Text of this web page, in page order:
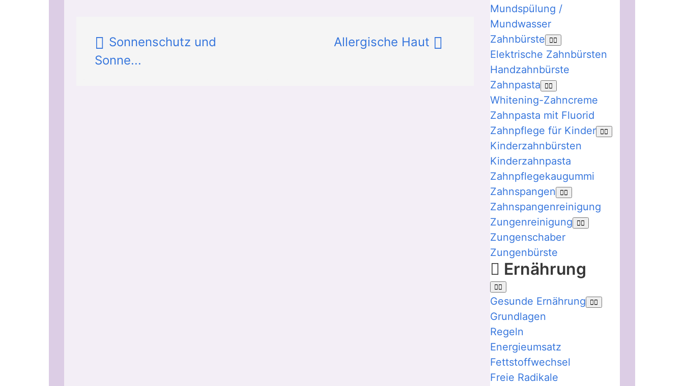
Sonnenschutz und
Sonne...
Allergische Haut
Mundspülung /
Mundwasser
Zahnbürste
Elektrische Zahnbürsten
Handzahnbürste
Zahnpasta
Whitening-Zahncreme
Zahnpasta mit Fluorid
Zahnpflege für Kinder
Kinderzahnbürsten
Kinderzahnpasta
Zahnpflegekaugummi
Zahnspangen
Zahnspangenreinigung
Zungenreinigung
Zungenschaber
Zungenbürste
Ernährung
Gesunde Ernährung
Grundlagen
Regeln
Energieumsatz
Fettstoffwechsel
Freie Radikale